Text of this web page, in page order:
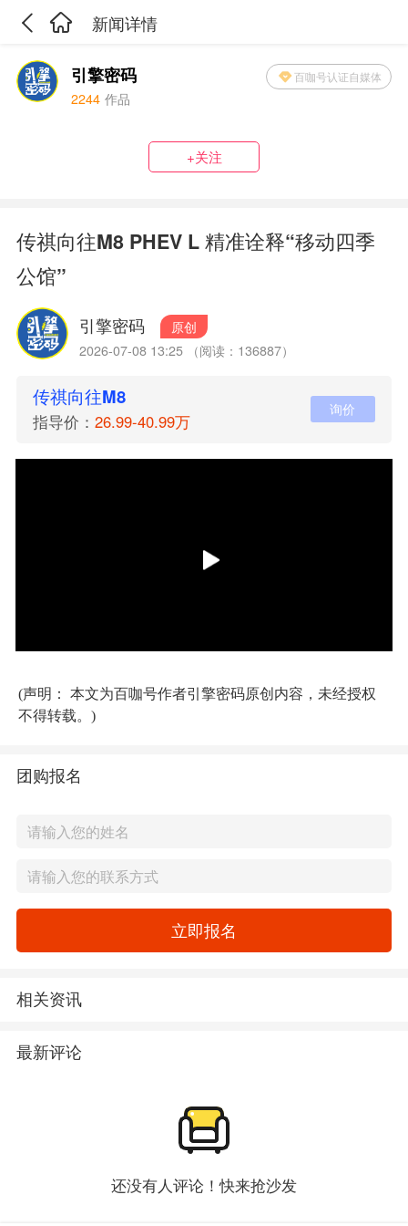
新闻详情
引擎密码 百咖号认证自媒体
2244 作品
+关注
传祺向往M8 PHEV L 精准诠释“移动四季
公馆”
引擎密码
原创
2026-07-08 13:25 （阅读：136887）
传祺向往M8
指导价： 26.99-40.99万
询价
(声明： 本文为百咖号作者引擎密码原创内容，未经授权
不得转载。)
团购报名
立即报名
相关资讯
最新评论
还没有人评论！快来抢沙发